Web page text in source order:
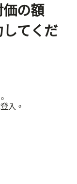
の額
してくだ
入。